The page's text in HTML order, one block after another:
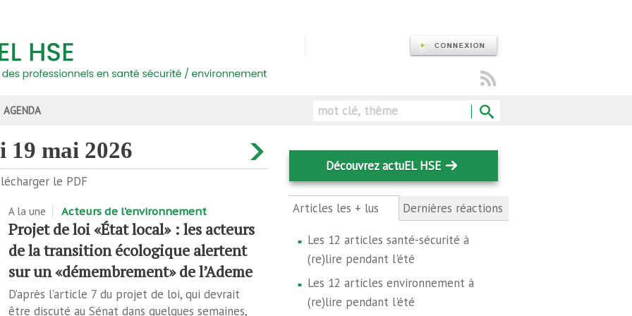
AGENDA Rechercher
19 mai 2026
le PDF
A la une Acteurs de l'environnement
Projet de loi «État local» : les acteurs
de la transition écologique alertent
sur un «démembrement» de l’Ademe
D’après l’article 7 du projet de loi, qui devrait
être discuté au Sénat dans quelques semaines,
Découvrez actuEL HSE
Articles les + lus (onglet
actif)
Dernières réactions
Les 12 articles santé-sécurité à
(re)lire pendant l'été
Les 12 articles environnement à
(re)lire pendant l'été